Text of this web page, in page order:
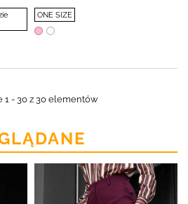
ONE SIZE
1 - 30 z 30 elementów